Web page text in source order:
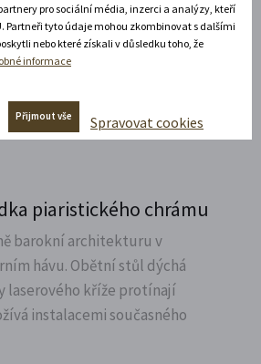
Kesselgruberovou a
i bohatou sochařskou
perspektivy.
piaristického chrámu
barokní architekturu v
hávu. Obětní stůl dýchá
laserového kříže protínají
instalacemi současného
pro sociální média, inzerci a analýzy, kteří
Partneři tyto údaje mohou zkombinovat s dalšími
nebo které získali v důsledku toho, že
informace
Přijmout vše Spravovat cookies